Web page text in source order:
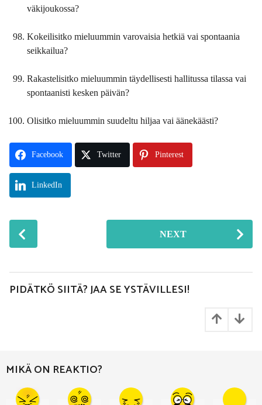
väkijoukossa?
Kokeilisitko mieluummin varovaisia hetkiä vai spontaania
seikkailua?
Rakastelisitko mieluummin täydellisesti hallitussa tilassa vai
spontaanisti kesken päivän?
Olisitko mieluummin suudeltu hiljaa vai äänekäästi?
Facebook Twitter Pinterest
LinkedIn
P
o
P
a
NEXT
PIDÄTKÖ SIITÄ? JAA SE YSTÄVILLESI!
MIKÄ ON REAKTIO?